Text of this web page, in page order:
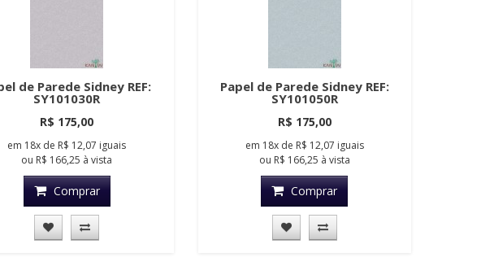
de Parede Sidney REF:
SY101030R
R$ 175,00
em 18x de R$ 12,07 iguais
ou R$ 166,25 à vista
Comprar
Papel de Parede Sidney REF:
SY101050R
R$ 175,00
em 18xde R$ 12,07 iguais
ou R$ 166,25 à vista
Comprar